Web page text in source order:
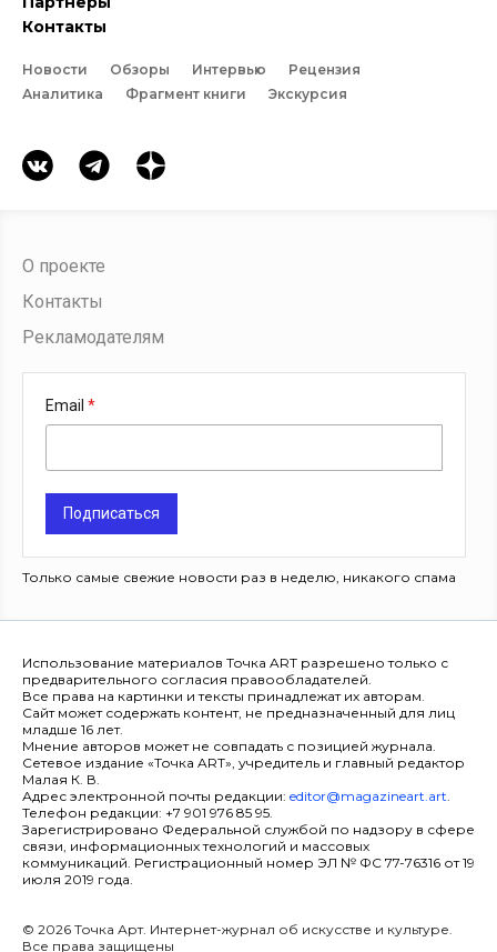
Контакты
Новости Обзоры Интервью
Рецензия
Аналитика
Фрагмент книги Экскурсия
О проекте
Контакты
Рекламодателям
Email
Подписаться
Только самые свежие новости раз в неделю, никакого спама
Использование материалов Точка ART разрешено только с
предварительного согласия правообладателей.
Все права на картинки и тексты принадлежат их авторам.
Сайт может содержать контент, не предназначенный для лиц
младше 16 лет.
Мнение авторов может не совпадать с позицией журнала.
Сетевое издание «Точка ART», учредитель и главный редактор
Малая К. В.
Адрес электронной почты редакции: editor@magazineart.art.
Телефон редакции: +7 901 976 85 95.
Зарегистрировано Федеральной службой по надзору в сфере
связи, информационных технологий и массовых
коммуникаций. Регистрационный номер ЭЛ № ФС 77-76316 от 19
июля 2019 года.
© 2026 Точка Арт. Интернет-журнал об искусстве и культуре.
Все права защищены